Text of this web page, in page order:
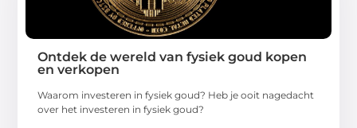
Ontdek de wereld van fysiek goud kopen
en verkopen
Waarom investeren in fysiek goud? Heb je ooit nagedacht
over het investeren in fysiek goud?